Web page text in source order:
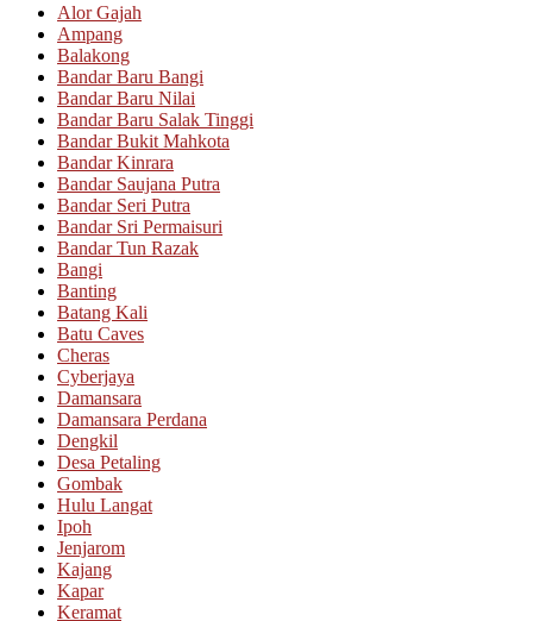
Alor Gajah
Ampang
Balakong
Bandar Baru Bangi
Bandar Baru Nilai
Bandar Baru Salak Tinggi
Bandar Bukit Mahkota
Bandar Kinrara
Bandar Saujana Putra
Bandar Seri Putra
Bandar Sri Permaisuri
Bandar Tun Razak
Bangi
Banting
Batang Kali
Batu Caves
Cheras
Cyberjaya
Damansara
Damansara Perdana
Dengkil
Desa Petaling
Gombak
Hulu Langat
Ipoh
Jenjarom
Kajang
Kapar
Keramat